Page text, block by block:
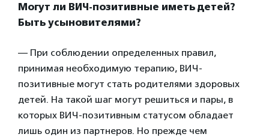
Могут ли ВИЧ-позитивные иметь детей?
Быть усыновителями?
— При соблюдении определенных правил,
принимая необходимую терапию, ВИЧ-
позитивные могут стать родителями здоровых
детей. На такой шаг могут решиться и пары, в
которых ВИЧ-позитивным статусом обладает
лишь один из партнеров. Но прежде чем